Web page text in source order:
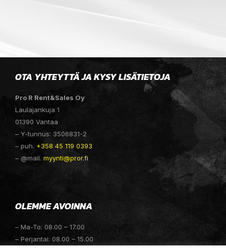
OTA YHTEYTTÄ JA KYSY LISÄTIETOJA
Pro R Rent&Sales Oy
Laulajankuja 1
01390 Vantaa
– Y-tunnus: 3506831-2
– puh. +358 45 119 0393
– @mail. myynti@pror.fi
OLEMME AVOINNA
– Ma-To: 08.00 – 17.00
– Perjantai: 08.00 – 15.00